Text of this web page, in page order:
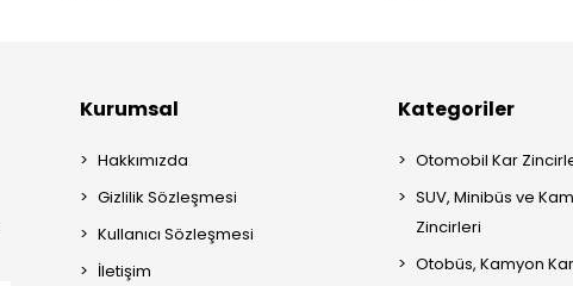
Kurumsal
Hakkımızda
Gizlilik Sözleşmesi
Kullanıcı Sözleşmesi
İletişim
Kategoriler
Otomobil Kar
SUV, Minibüs ve
Zincirleri
Otobüs, Kamyon